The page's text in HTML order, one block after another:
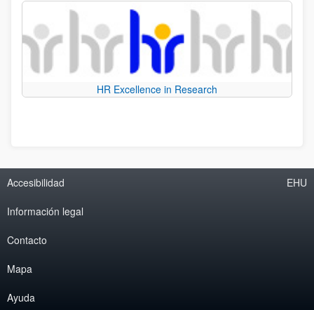
HR Excellence in Research
Accesibilidad
Información legal
Contacto
Mapa
Ayuda
EHU